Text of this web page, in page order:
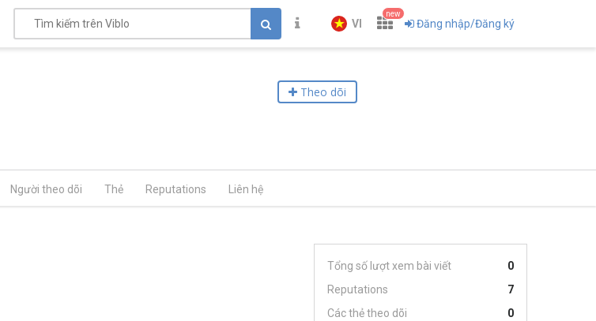
VI
new
Đăng nhập/Đăng ký
Theo dõi
Người theo dõi Thẻ Reputations Liên hệ
Tổng số lượt xem bài viết
0
Reputations
7
Các thẻ theo dõi
0